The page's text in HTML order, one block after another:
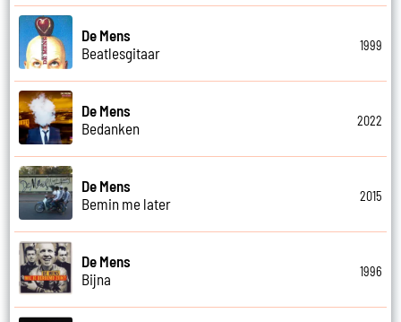
De Mens
Beatlesgitaar
1999
De Mens
Bedanken
2022
De Mens
Bemin me later
2015
De Mens
Bijna
1996